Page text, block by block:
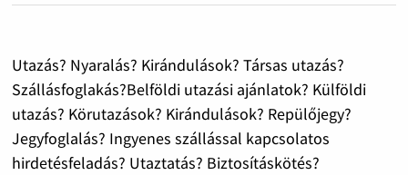
Utazás? Nyaralás? Kirándulások? Társas utazás?
Szállásfoglakás?Belföldi utazási ajánlatok? Külföldi
utazás? Körutazások? Kirándulások? Repülőjegy?
Jegyfoglalás? Ingyenes szállással kapcsolatos
hirdetésfeladás? Utaztatás? Biztosításkötés?